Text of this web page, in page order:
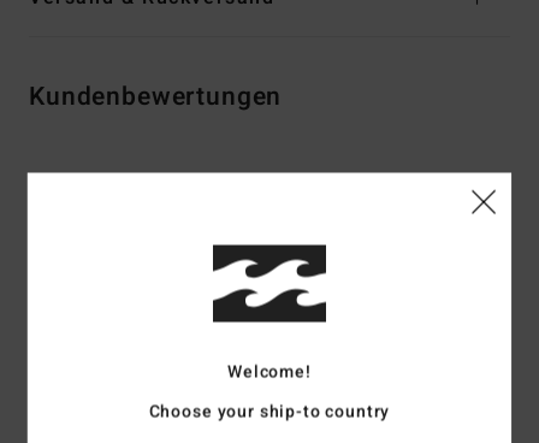
Kundenbewertungen
Durchschnittliche Bewertung
4.5/5
2 verifizierten Bewertungen
Komfort
Preis-Leistungs-Verhältnis
Welcome!
Choose your ship-to country